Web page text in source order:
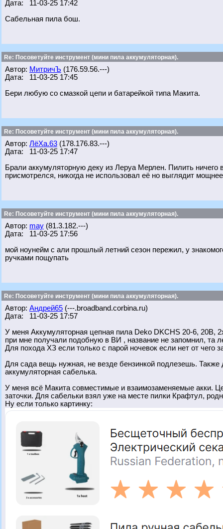
Дата: 11-03-25 17:42
Сабельная пила бош.
Re: Посоветуйте инструмент (мини пила аккумуляторная).
Автор: МитричЪ (176.59.56.---)
Дата: 11-03-25 17:45
Бери любую со смазкой цепи и батарейкой типа Макита.
Re: Посоветуйте инструмент (мини пила аккумуляторная).
Автор: ЛёХа.63 (178.176.83.---)
Дата: 11-03-25 17:47
Брали аккумуляторную деку из Леруа Мерлен. Пилить
присмотрелся, никогда не использовал её но выглядит
Re: Посоветуйте инструмент (мини пила аккумуляторная).
Автор: may (81.3.182.---)
Дата: 11-03-25 17:56
мой ноунейм с али прошлый летний сезон пережил, у
ручками пощупать
Re: Посоветуйте инструмент (мини пила аккумуляторная).
Автор: Андрей65 (---.broadband.corbina.ru)
Дата: 11-03-25 17:57
У меня Аккумуляторная цепная пила Deko DKCHS 20-6, 20В,
при мне получали подобную в ВИ , название не запомнил, та
Для похода ХЗ если только с парой ночевок если нет от чего
Для сада вещь нужная, не везде бензинкой подлезешь. Также
аккумуляторная сабелька.
У меня всё Макита совместимые и взаимозаменяемые акки.
заточки. Для сабельки взял уже на месте пилки Крафтул,
Ну если только картинку: